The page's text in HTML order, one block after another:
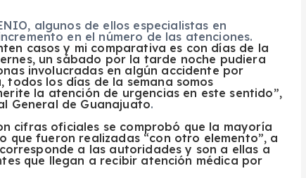
algunos de ellos especialistas en
en el número de las atenciones.
casos y mi comparativa es con días de la
un sábado por la tarde noche pudiera
involucradas en algún accidente por
los días de la semana somos
la atención de urgencias en este sentido”,
General de Guanajuato.
cifras oficiales se comprobó que la mayoría
que fueron realizadas “con otro elemento”, a
a las autoridades y son a ellas a
que llegan a recibir atención médica por